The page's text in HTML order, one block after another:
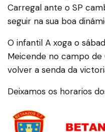
Carregal ante o SP
seguir na sua boa
O infantil A xoga o
Meicende no campo
volver a senda da
Deixamos os horarios